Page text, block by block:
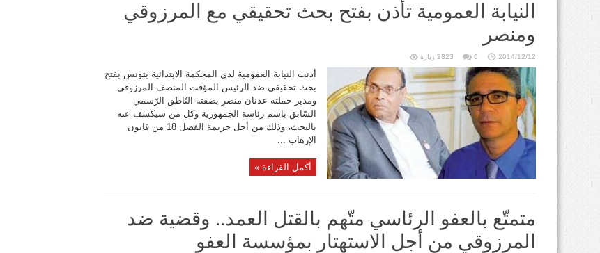
النيابة العمومية تأذن بفتح بحث تحقيقي مع المرزوقي
ومنصر
2014/12/12
0 2823 زيارة
أذنت النيابة العمومية لدى المحكمة الابتدائية بتونس بفتح
بحث تحقيقي ضد الرئيس المؤقت المنصف المرزوقي
ومدير حملته عدنان منصر بصفته النّاطق الرّسمي
السّابق باسم رئاسة الجمهورية وكل من سيكشف عنه
بالبحث، وذلك من أجل جريمة الفصل 18 من قانون
الإرهاب ...
أكمل القراءة »
متمتّع بالعفو الرئاسي متّهم بالقتل العمد.. وقضية ضد
المرزوقي من أجل الاستهتار بمؤسسة العفو